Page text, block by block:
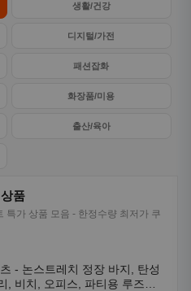
생활/건강
디지털/가전
패션잡화
화장품/미용
출산/육아
품
특가 상품 모음 - 한정수량 최저가 쿠
- 논스트레치 정장 바지, 탄성
, 비치, 오피스, 파티용 루즈핏